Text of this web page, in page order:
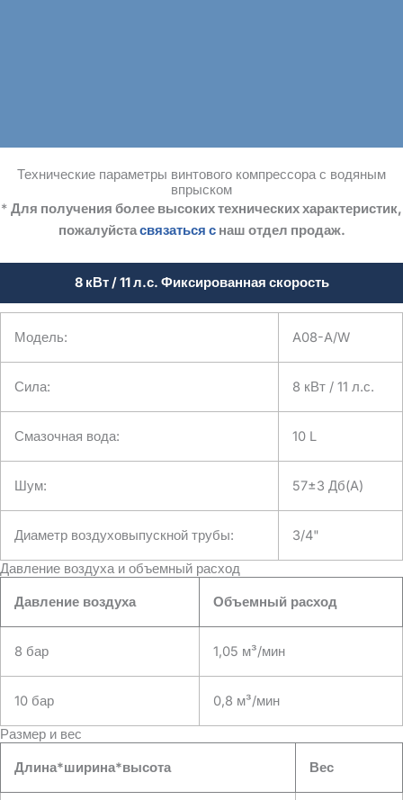
Фармацевтическое
производство
где абсолютная чистота воздуха имеет
решающее значение, безмасляный
впрыском обеспечивает чистый сжатый
воздух, не содержащий загрязнений. Его
исключает риск переноса масла,
обеспечивая безопасность производства
приборов. Максимальное давление в 40
бар позволяет использовать компрессор
в условиях высокого давления,
например, в процессах стерильного
Технические параметры винтового компрессора с водяным
впрыском
* Для получения более высоких технических характеристик,
пожалуйстасвязаться снаш отдел продаж.
8 кВт / 11 л.с. Фиксированная скорость
Модель: A08-A/W
Сила: 8 кВт / 11 л.с.
Смазочная вода: 10 L
Шум: 57±3 Дб(A)
Диаметр воздуховыпускной трубы: 3/4"
Давление воздуха и объемный расход
Давление воздуха Объемный расход
8 бар 1,05 м³/мин
10 бар 0,8 м³/мин
Размер и вес
Длина*ширина*высота Вес